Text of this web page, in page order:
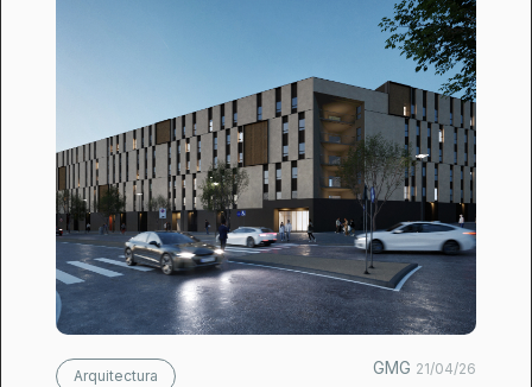
Arquitectura GMG 21/04/26